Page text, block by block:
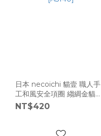
日本 necoichi 貓壹 職人手
工和風安全項圈 縐綢金貓鈴
- 紅 [A5140]
NT$420